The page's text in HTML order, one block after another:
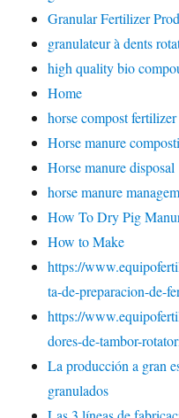
Granular Fertilizer
granulateur à dents
high quality bio
Home
horse compost
Horse manure
Horse manure disposal
horse manure
How To Dry Pig
How to Make
https://
ta-de-preparacion-de-
https://
dores-de-tambor-
La producción a gran
granulados